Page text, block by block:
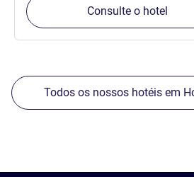
Consulte o hotel
Todos os nossos hotéis em